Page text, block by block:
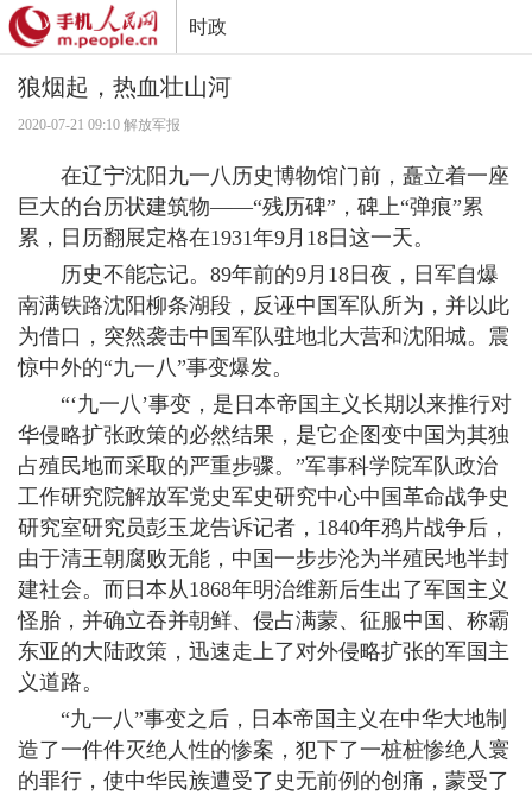
时政
狼烟起，热血壮山河
2020-07-21 09:10 解放军报
在辽宁沈阳九一八历史博物馆门前，矗立着一座
巨大的台历状建筑物——“残历碑”，碑上“弹痕”累
累，日历翻展定格在1931年9月18日这一天。
历史不能忘记。89年前的9月18日夜，日军自爆
南满铁路沈阳柳条湖段，反诬中国军队所为，并以此
为借口，突然袭击中国军队驻地北大营和沈阳城。震
惊中外的“九一八”事变爆发。
“‘九一八’事变，是日本帝国主义长期以来推行对
华侵略扩张政策的必然结果，是它企图变中国为其独
占殖民地而采取的严重步骤。”军事科学院军队政治
工作研究院解放军党史军史研究中心中国革命战争史
研究室研究员彭玉龙告诉记者，1840年鸦片战争后，
由于清王朝腐败无能，中国一步步沦为半殖民地半封
建社会。而日本从1868年明治维新后生出了军国主义
怪胎，并确立吞并朝鲜、侵占满蒙、征服中国、称霸
东亚的大陆政策，迅速走上了对外侵略扩张的军国主
义道路。
“九一八”事变之后，日本帝国主义在中华大地制
造了一件件灭绝人性的惨案，犯下了一桩桩惨绝人寰
的罪行，使中华民族遭受了史无前例的创痛，蒙受了